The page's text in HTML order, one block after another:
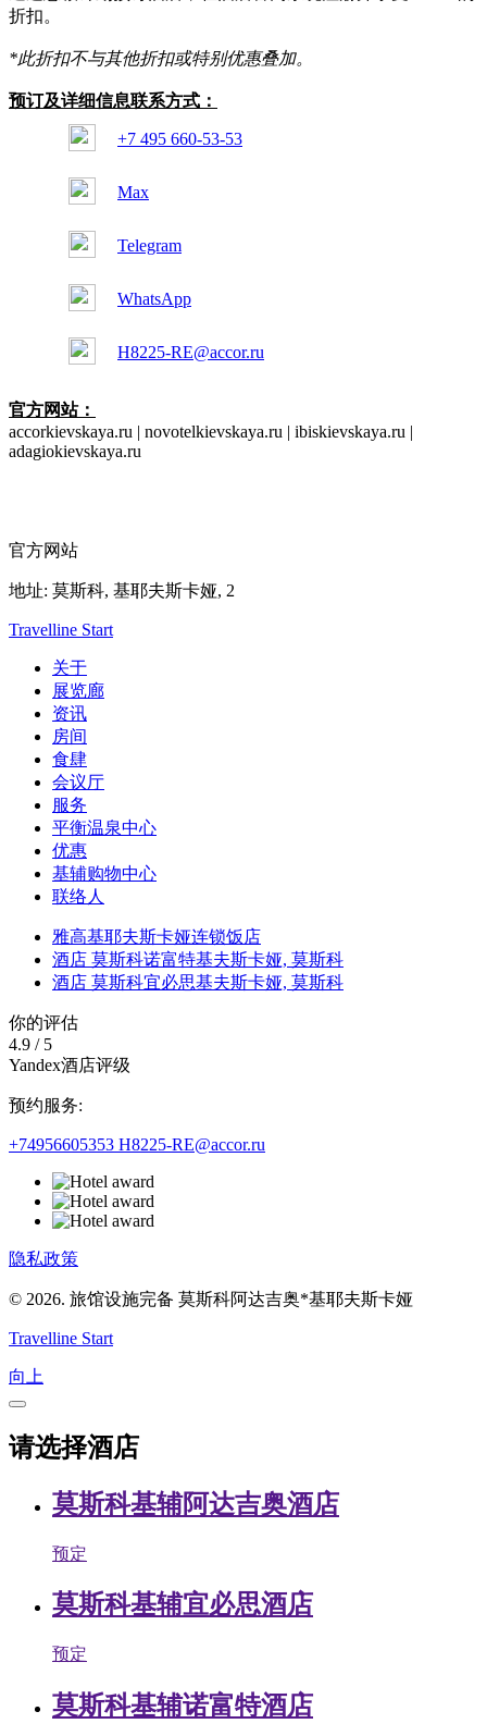
折扣。
*此折扣不与其他折扣或特别优惠叠加。
预订及详细信息联系方式：
+7 495 660-53-53
Max
Telegram
WhatsApp
H8225-RE@accor.ru
官方网站：
accorkievskaya.ru | novotelkievskaya.ru | ibiskievskaya.ru |
adagiokievskaya.ru
官方网站
地址: 莫斯科, 基耶夫斯卡娅, 2
Travelline Start
关于
展览廊
资讯
房间
食肆
会议厅
服务
平衡温泉中心
优惠
基辅购物中心
联络人
雅高基耶夫斯卡娅连锁饭店
酒店 莫斯科诺富特基夫斯卡娅, 莫斯科
酒店 莫斯科宜必思基夫斯卡娅, 莫斯科
你的评估
4.9 / 5
Yandex酒店评级
预约服务:
+74956605353 H8225-RE@accor.ru
隐私政策
© 2026. 旅馆设施完备 莫斯科阿达吉奥*基耶夫斯卡娅
Travelline Start
向上
请选择酒店
莫斯科基辅阿达吉奥酒店
预定
莫斯科基辅宜必思酒店
预定
莫斯科基辅诺富特酒店